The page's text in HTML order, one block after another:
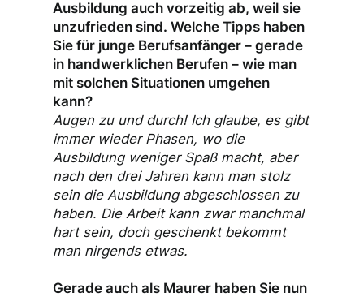
Ausbildung auch vorzeitig ab, weil sie
unzufrieden sind. Welche Tipps haben
Sie für junge Berufsanfänger – gerade
in handwerklichen Berufen – wie man
mit solchen Situationen umgehen
kann?
Augen zu und durch! Ich glaube, es gibt
immer wieder Phasen, wo die
Ausbildung weniger Spaß macht, aber
nach den drei Jahren kann man stolz
sein die Ausbildung abgeschlossen zu
haben. Die Arbeit kann zwar manchmal
hart sein, doch geschenkt bekommt
man nirgends etwas.
Gerade auch als Maurer haben Sie nun